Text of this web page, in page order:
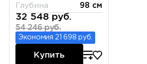
Глубина
98 см
32 548 руб.
54 246 руб.
Экономия 21 698 руб.
Купить